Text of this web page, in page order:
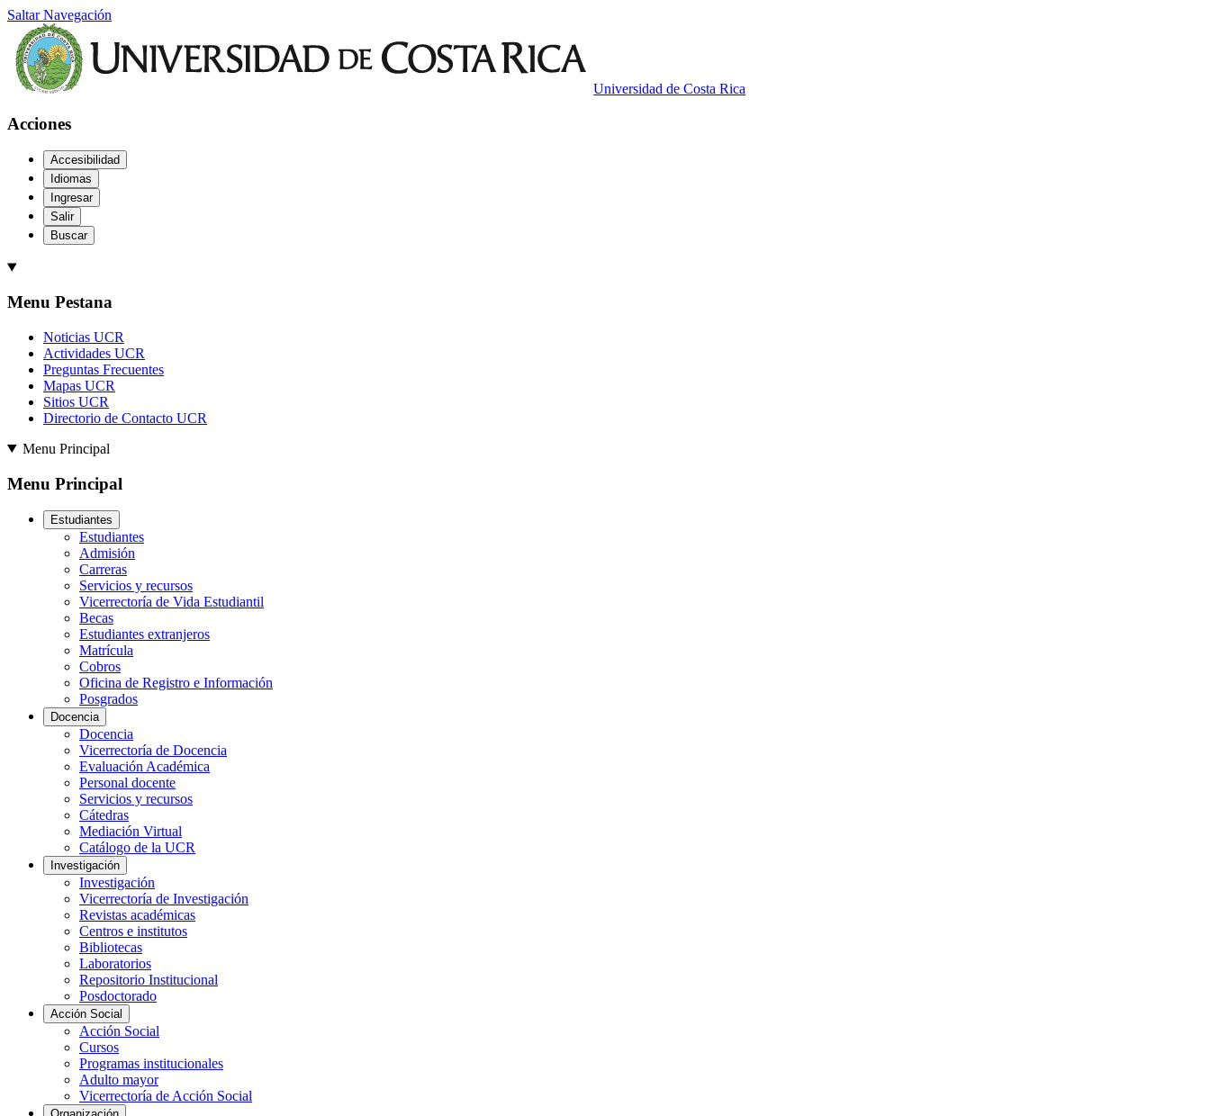
Saltar Navegación
Universidad de Costa Rica
Acciones
Accesibilidad
Idiomas
Ingresar
Salir
Buscar
Menu Pestana
Noticias UCR
Actividades UCR
Preguntas Frecuentes
Mapas UCR
Sitios UCR
Directorio de Contacto UCR
Menu Principal
Menu Principal
Estudiantes
Estudiantes
Admisión
Carreras
Servicios y recursos
Vicerrectoría de Vida Estudiantil
Becas
Estudiantes extranjeros
Matrícula
Cobros
Oficina de Registro e Información
Posgrados
Docencia
Docencia
Vicerrectoría de Docencia
Evaluación Académica
Personal docente
Servicios y recursos
Cátedras
Mediación Virtual
Catálogo de la UCR
Investigación
Investigación
Vicerrectoría de Investigación
Revistas académicas
Centros e institutos
Bibliotecas
Laboratorios
Repositorio Institucional
Posdoctorado
Acción Social
Acción Social
Cursos
Programas institucionales
Adulto mayor
Vicerrectoría de Acción Social